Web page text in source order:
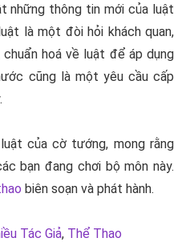
những thông tin mới của luật
là một đòi hỏi khách quan,
hoá về luật để áp dụng
cũng là một yêu cầu cấp
của cờ tướng, mong rằng
bạn đang chơi bộ môn này.
biên soạn và phát hành.
Tác Giả, Thể Thao